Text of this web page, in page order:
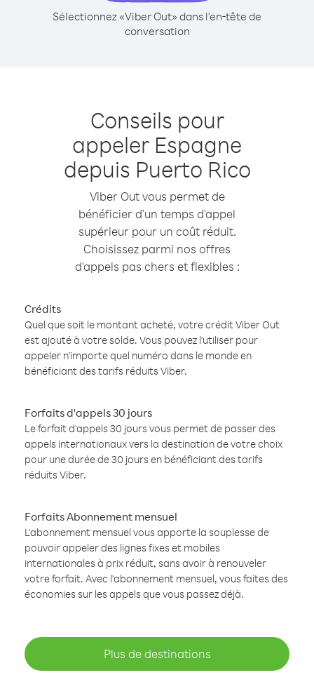
Sélectionnez «Viber Out» dans l'en-tête de
conversation
Conseils pour
appeler Espagne
depuis Puerto Rico
Viber Out vous permet de
bénéficier d'un temps d'appel
supérieur pour un coût réduit.
Choisissez parmi nos offres
d'appels pas chers et flexibles :
Crédits
Quel que soit le montant acheté, votre crédit Viber Out
est ajouté à votre solde. Vous pouvez l'utiliser pour
appeler n'importe quel numéro dans le monde en
bénéficiant des tarifs réduits Viber.
Forfaits d'appels 30 jours
Le forfait d'appels 30 jours vous permet de passer des
appels internationaux vers la destination de votre choix
pour une durée de 30 jours en bénéficiant des tarifs
réduits Viber.
Forfaits Abonnement mensuel
L'abonnement mensuel vous apporte la souplesse de
pouvoir appeler des lignes fixes et mobiles
internationales à prix réduit, sans avoir à renouveler
votre forfait. Avec l'abonnement mensuel, vous faites des
économies sur les appels que vous passez déjà.
Plus de destinations